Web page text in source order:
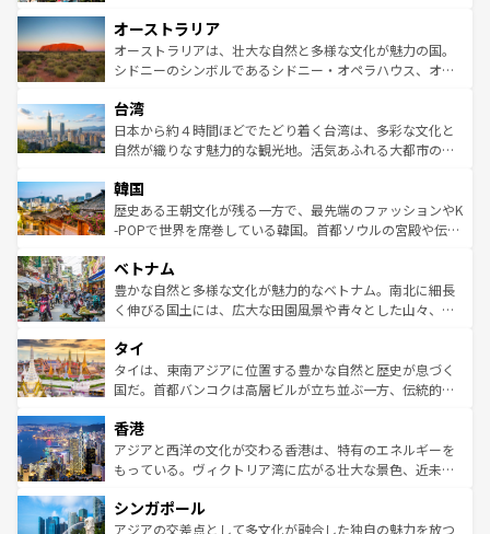
部のニューオーリンズでは、音楽と美食が融合した独特の
文化が魅力。旅行者はアメリカの各地域で異なる魅力を楽
しみながら、その多様性と豊かな歴史を感じることができ
ならではの贅沢な旅のスタイルだ。 なお、新着のアメリカ
情報はコンテンツ一覧を参照してほしい。
ワイ島は見逃せない。また、定番の観光地といえばオアフ
島だが、静かな自然を求めるならマウイ島やカウアイ島が
おすすめ。エメラルドグリーンに輝く海をはじめ、豊かな
れるおもてなしの心で訪れる人々を迎えてくれるハワイの
人々、おいしいローカルフードやハワイアンミュージッ
ク、伝統的なフラダンスなど、すべてがハワイの魅力を彩
ワイを、存分に味わってほしい。 なお、新着のハワイ情報
はコンテンツ一覧を参照してほしい。
オーストラリア
オーストラリアは、壮大な自然と多様な文化が魅力の国。
シドニーのシンボルであるシドニー・オペラハウス、オー
リアリーフや大陸中央部にそびえるウルル（エアーズロッ
ク）、タスマニアの美しい原生林やケアンズの熱帯雨林な
ど、見どころがたくさん。また、カフェやワイン、オージ
いる。アクティビティも充実しており、サーフィンやダイ
ビング、ハイキングなど、アウトドア好きにはたまらな
い。オーストラリアの多彩な魅力を存分に味わいつくそ
参照してほしい。
台湾
日本から約４時間ほどでたどり着く台湾は、多彩な文化と
自然が織りなす魅力的な観光地。活気あふれる大都市の台
ン）、静ひつな山岳地帯である台湾東部など、都市の喧騒
と山間の静けさが共存しており、訪れる人に新しい発見と
驚きをもたらしてくれる。また、奥深い台湾の食文化も魅
容にもいいと評判のスイーツなど、バラエティ豊かな料理
が味わえる。 なお、新着の台湾情報は コンテンツ一覧を参
照してほしい。
韓国
歴史ある王朝文化が残る一方で、最先端のファッションやK
-POPで世界を席巻している韓国。首都ソウルの宮殿や伝統
き、地方に足を延ばせば四季折々の自然美を楽しむことが
できる。そして、キムチや焼肉、絶品のストリートフード
まで、さまざまな韓国料理が待っている。夜には、韓国な
リティに包まれながら、韓国の多彩な魅力を心ゆくまで味
わってみてほしい。 なお、新着の韓国情報はコンテンツ一
覧を参照してほしい。
ベトナム
豊かな自然と多様な文化が魅力的なベトナム。南北に細長
く伸びる国土には、広大な田園風景や青々とした山々、世
急速な発展と共に伝統が息づく。ハノイの古い町並みやホ
ーチミン市のフランス統治時代の建物も、独特の雰囲気を
醸し出している。また、バラエティの豊かさとおいしさで
とつ。フォーやバインミー、ベトナムコーヒーなどは、ぜ
ひ現地で味わいたい。どの地域を訪れてもあたたかい人々
が旅行者を迎えてくれるので、きっと忘れられない旅にな
参照してほしい。
タイ
タイは、東南アジアに位置する豊かな自然と歴史が息づく
国だ。首都バンコクは高層ビルが立ち並ぶ一方、伝統的な
の活気が交差している。北部ではチェンマイなどの山岳地
帯で自然と触れ合い、南部ではプーケットやクラビの美し
いビーチでリゾート気分を楽しむことができる。タイ料理
激する。気候は一年中温暖で、どの季節にも異なる楽しみ
が待っている。親しみやすいタイの人々、仏教を中心とし
香港
アジアと西洋の文化が交わる香港は、特有のエネルギーを
もっている。ヴィクトリア湾に広がる壮大な景色、近未来
み、どこを訪れても感動するはず。観光スポットが密集し
ており、効率よく見どころを回れるのも魅力。息をのむよ
シンガポール
アジアの交差点として多文化が融合した独自の魅力を放つ